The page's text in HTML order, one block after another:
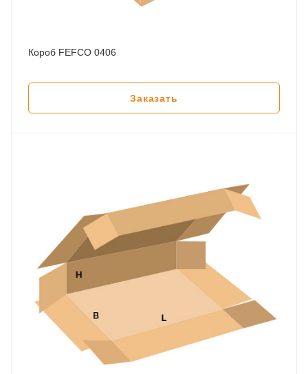
Короб FEFCO 0406
Заказать